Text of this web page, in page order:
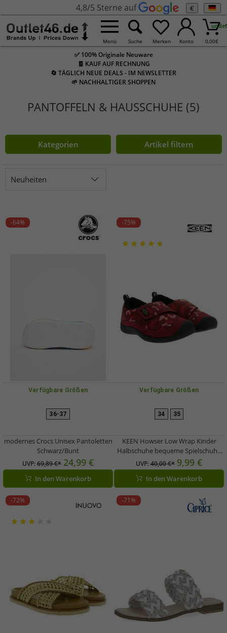
4,8/5 Sterne auf €
Menü Suche Merken Konto 0,00€
✅ 100% Originale Neuware
🧾 KAUF AUF RECHNUNG
🔄 TÄGLICH NEUE DEALS - IM NEWSLETTER
🌱 NACHHALTIGER SHOPPEN
PANTOFFELN & HAUSSCHUHE (5)
Kategorien Artikel filtern
Neuheiten
-64%
Verfügbare Größen
36-37
modernes Crocs Unisex Pantoletten
Schwarz/Bunt
UVP:69,89 €* 24,99 €
In den Warenkorb
-75%
Verfügbare Größen
34 35
KEEN Howser Low Wrap Kinder
Halbschuhe bequeme Spielschuhe
mit Klettverschluss Sommer-Schuhe
1025519 Pink
UVP:40,00 €* 9,99 €
In den Warenkorb
-72% -71%